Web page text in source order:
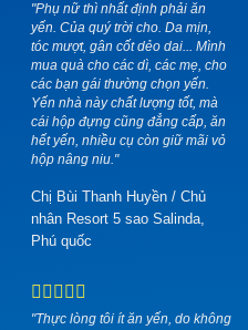
"Phụ nữ thì nhất định phải ăn
yến. Của quý trời cho. Da mịn,
tóc mượt, gân cốt dẻo dai... Mình
mua quà cho các dì, các mẹ, cho
các bạn gái thường chọn yến.
Yến nhà này chất lượng tốt, mà
cái hộp đựng cũng đẳng cấp, ăn
hết yến, nhiều cụ còn giữ mãi vỏ
hộp nâng niu."
Chị Bùi Thanh Huyền / Chủ
nhân Resort 5 sao Salinda,
Phú quốc
"Thực lòng tôi ít ăn yến, do không